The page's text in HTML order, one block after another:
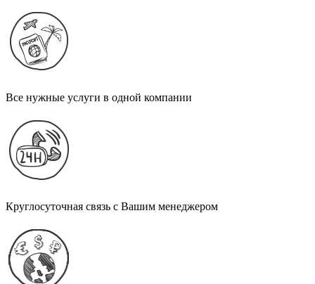
Все нужные услуги в одной компании
Круглосуточная связь с Вашим менеджером